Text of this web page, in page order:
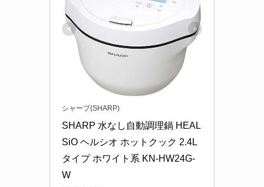
シャープ(SHARP)
SHARP 水なし自動調理鍋 HEAL
SiO ヘルシオ ホットクック 2.4L
タイプ ホワイト系 KN-HW24G-
W